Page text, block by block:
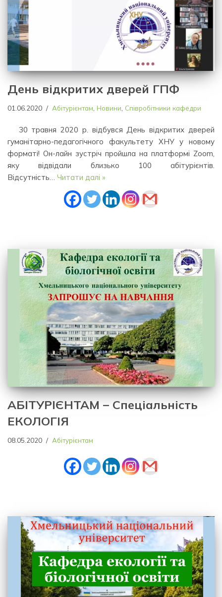
День відкритих дверей ГПФ
01.06.2020 Абітурієнтам Новини Співробітники кафедри
30 травня 2020 р. відбувся День відкритих дверей
гуманітарно-педагогічного факультету ХНУ у новому
форматі! Он-лайн зустріч пройшла на платформі Zoom,
яку відвідали близько 100 абітурієнтів.
Відсутність… Читати далі »
АБІТУРІЄНТАМ – Спеціальність
ЕКОЛОГІЯ
08.05.2020 Абітурієнтам